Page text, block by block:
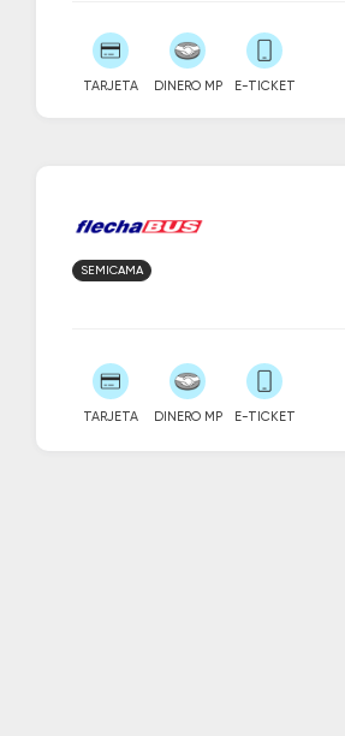
TARJETA DINERO MP E-TICKET
SEMICAMA
TARJETA DINERO MP E-TICKET